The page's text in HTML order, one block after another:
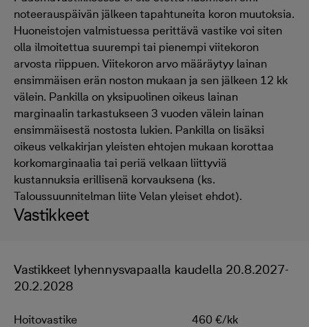
noteerauspäivän jälkeen tapahtuneita koron muutoksia.
Huoneistojen valmistuessa perittävä vastike voi siten
olla ilmoitettua suurempi tai pienempi viitekoron
arvosta riippuen. Viitekoron arvo määräytyy lainan
ensimmäisen erän noston mukaan ja sen jälkeen 12 kk
välein. Pankilla on yksipuolinen oikeus lainan
marginaalin tarkastukseen 3 vuoden välein lainan
ensimmäisestä nostosta lukien. Pankilla on lisäksi
oikeus velkakirjan yleisten ehtojen mukaan korottaa
korkomarginaalia tai periä velkaan liittyviä
kustannuksia erillisenä korvauksena (ks.
Taloussuunnitelman liite Velan yleiset ehdot).
Vastikkeet
Vastikkeet lyhennysvapaalla kaudella 20.8.2027-
20.2.2028
Hoitovastike
460 €/kk